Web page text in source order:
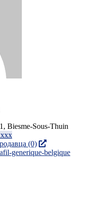
Biesme-Sous-Thuin
(0)
generique-belgique